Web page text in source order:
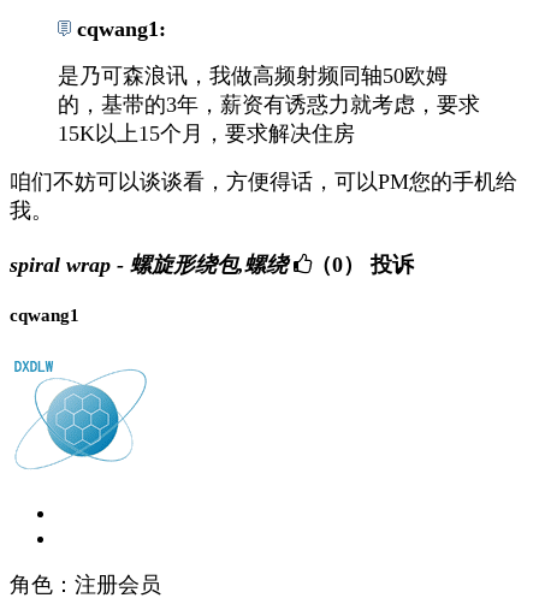
cqwang1:
是乃可森浪讯，我做高频射频同轴50欧姆
的，基带的3年，薪资有诱惑力就考虑，要求
15K以上15个月，要求解决住房
咱们不妨可以谈谈看，方便得话，可以PM您的手机给
我。
spiral wrap - 螺旋形绕包,螺绕 （0） 投诉
cqwang1
角色：注册会员